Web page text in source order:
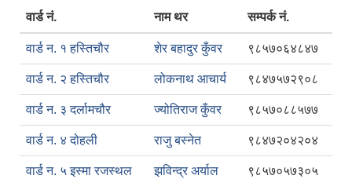
वार्ड नं. नाम थर सम्पर्क नं.
वार्ड न. १ हस्तिचौर शेर बहादुर कुँवर ९८५७०६४८४७
वार्ड न. २ हस्तिचौर लोकनाथ आचार्य ९८४७५७२९०८
वार्ड न. ३ दर्लामचौर ज्योतिराज कुँवर ९८५७०८८५७७
वार्ड न. ४ दोहली राजु बस्नेत ९८४७२०४२०४
वार्ड न. ५ इस्मा रजस्थल झविन्द्र अर्याल ९८५७०५७३०५